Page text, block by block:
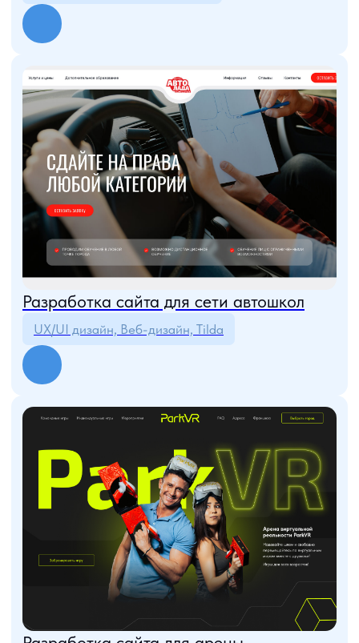
Э. А. РАСУЛОВА
Работой команды специалистов довольны. Особенно
хочется отметить высокий профессионализм,
креативность команды ООО «ТитанСофт Центр»,
умение слушать и слышать, доброжелательность,
Управляющая ООО «ТК «4 канал»
А. И. РОГАЛЕВА
Обращаюсь к услугам агентства интернет маркетинга
Титансофт с 2012 года. С уверенностью могу подтвердить
высокий уровень профессионализма. Особенно ценно
неформальное отношение к поставленным задачам
и их оперативные решения. Специалисты всегда готовы
подсказать оптимальные варианты в сео-продвижении,
контекстной рекламе, оптимизации существующего сайта
и создании нового. И приятно радует стоимость услуг,
уровня. Благодарю за сотрудничество
Благодарим Попова Виталия Владимировича и компанию
специалисты оперативно и профессионально справлялись
с поставленными задачами и максимально учитывали наши
пожелания. Отдельно хотим отметить профессионализм
и ответственность руководителя проектов Андрея
Владимировича Самойлова.
Надеемся на взаимовыгодное и плодотворное
И. П. КАЗАНЦЕВ
Директор ГК Интех
Маркетолог ООО ПКФ "РусБурКом"